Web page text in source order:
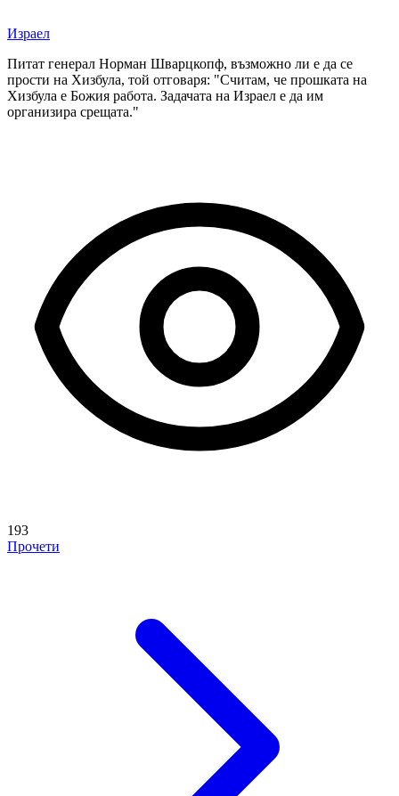
Израел
Питат генерал Норман Шварцкопф, възможно ли е да се
прости на Хизбула, той отговаря: "Считам, че прошката на
Хизбула е Божия работа. Задачата на Израел е да им
организира срещата."
193
Прочети